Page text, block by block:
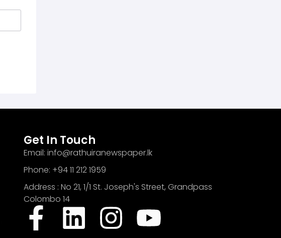
Get In Touch
Email: info@rathuiranewspaper.lk
Phone: +94 11 212 1959
Address : No 21, 1/1 St. Joseph's Street, Grandpass
Colombo 14